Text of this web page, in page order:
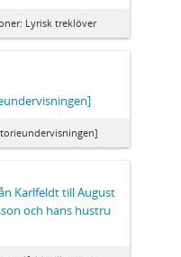
Lyrisk treklöver
Karlfeldt till August
och hans hustru